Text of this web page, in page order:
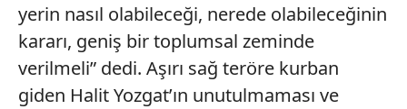
yerin nasıl olabileceği, nerede olabileceğinin
kararı, geniş bir toplumsal zeminde
verilmeli” dedi. Aşırı sağ teröre kurban
giden Halit Yozgat’ın unutulmaması ve